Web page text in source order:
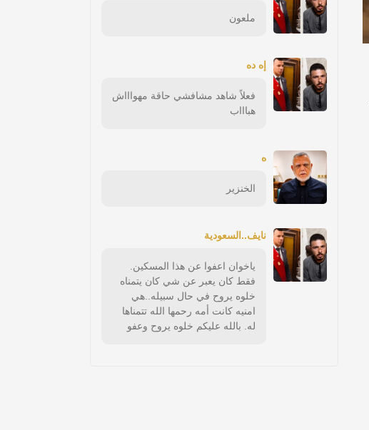
ملعون
إه ده
فعلاً شاهد مشافشي حاقة مهواااش
هباااب
ه
الخنزير
نايف..السعودية
ياخوان اعفوا عن هذا المسكين.
فقط كان يعبر عن شي كان يتمناه
خلوه يروح في حال سبيله..هي
امنيه كانت أمه رحمها الله تتمناها
له. بالله عليكم خلوه يروح وعفو